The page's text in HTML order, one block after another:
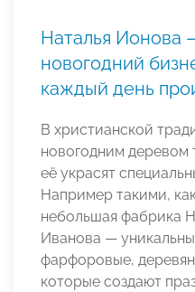
Наталья Ионова
новогодний
каждый день
В христианской
новогодним деревом
её украсят
Например такими,
небольшая фабрика
Иванова —
фарфоровые,
которые создают